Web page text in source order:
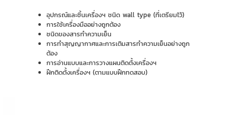
อุปกรณ์และชิ้นเครื่องฯ ชนิด wall type (ที่เตรียมไว้)
การใช้เครื่องมืออย่างถูกต้อง
ชนิดของสารทำความเย็น
การทำสุญญากาศและการเติมสารทำความเย็นอย่างถูก
ต้อง
การอ่านแบบและการวางแผนติดตั้งเครื่องฯ
ฝึกติดตั้งเครื่องฯ (ตามแบบฝึกทดสอบ)